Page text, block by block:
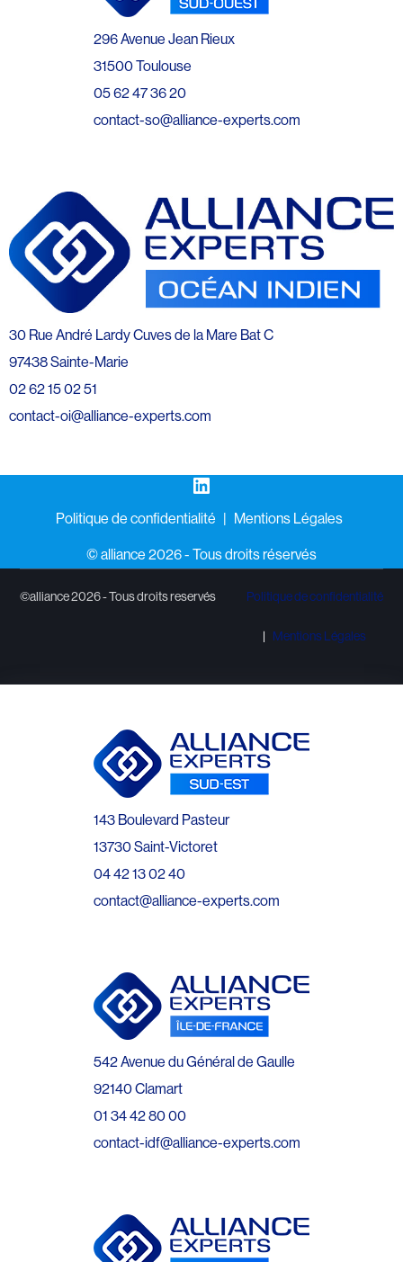
296 Avenue Jean Rieux
31500 Toulouse
05 62 47 36 20
contact-so@alliance-experts.com
30 Rue André Lardy Cuves de la Mare Bat C
97438 Sainte-Marie
02 62 15 02 51
contact-oi@alliance-experts.com
LinkedIn
Politique de confidentialité Mentions Légales
©️ alliance 2026 - Tous droits réservés
©alliance 2026 - Tous droits reservés Politique de confidentialité
Mentions Légales
143 Boulevard Pasteur
13730 Saint-Victoret
04 42 13 02 40
contact@alliance-experts.com
542 Avenue du Général de Gaulle
92140 Clamart
01 34 42 80 00
contact-idf@alliance-experts.com